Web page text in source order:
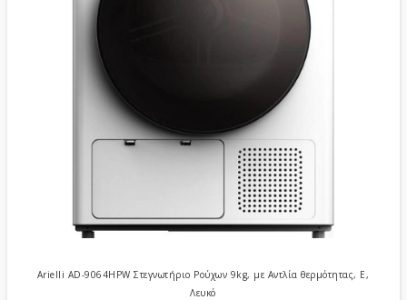
Arielli AD-9064HPW Στεγνωτήριο Ρούχων 9kg, με Αντλία θερμότητας, Ε,
Λευκό